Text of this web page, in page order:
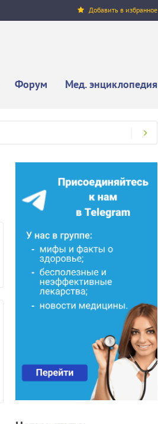
Добавить в избранное
Форум Мед. энциклопедия